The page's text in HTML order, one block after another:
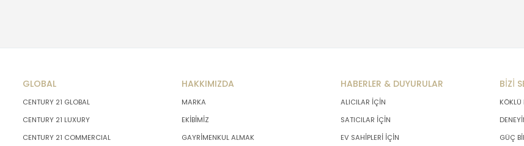
GLOBAL
CENTURY 21 GLOBAL
CENTURY 21 LUXURY
CENTURY 21 COMMERCIAL
HAKKIMIZDA
MARKA
EKİBİMİZ
GAYRİMENKUL ALMAK
HABERLER & DUYURULAR
ALICILAR İÇİN
SATICILAR İÇİN
EV SAHİPLERİ İÇİN
BİZİ
GÜÇ